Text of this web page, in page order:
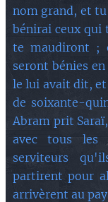
nom grand, et tu
bénirai ceux qui
te maudiront ;
seront bénies
le lui avait dit,
de soixante-
Abram prit
avec tous les
serviteurs
partirent pour
arrivèrent au